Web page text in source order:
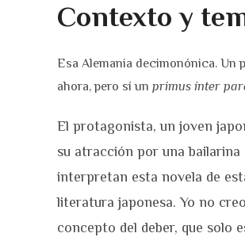
Contexto y
Esa Alemania decimonónica. Un
ahora, pero sí un primus ínter
El protagonista, un joven
su atracción por una
interpretan esta novela de
literatura japonesa. Yo no
concepto del deber, que solo